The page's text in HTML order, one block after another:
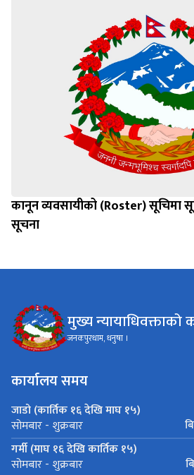
कानून व्यवसायीको (Roster) सूचिमा
सूचना
मुख्य न्यायाधिवक्ताको
जनकपुरधाम, धनुषा ।
कार्यालय समय
जाडो (कार्तिक १६ देखि माघ १५)
सोमबार - शुक्रबार
गर्मी (माघ १६ देखि कार्तिक १५)
सोमबार - शुक्रबार